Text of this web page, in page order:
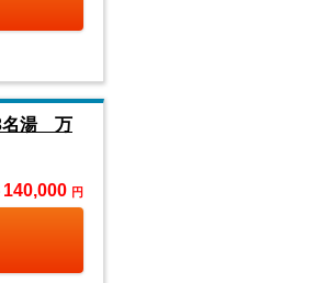
名湯 万
140,000 円